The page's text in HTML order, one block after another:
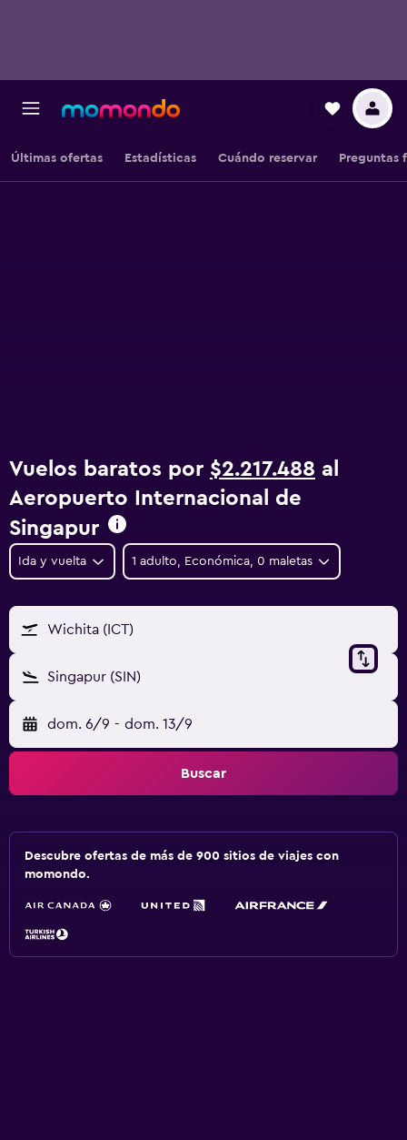
Últimas ofertas Estadísticas Cuándo reservar Preguntas
Vuelos baratos por $2.217.488 al
Aeropuerto Internacional de
Singapur
Ida y vuelta 1 adulto, Económica, 0 maletas
Wichita (ICT)
Singapur (SIN)
dom. 6/9 - dom. 13/9
Buscar
Descubre ofertas de más de 900 sitios de viajes con
momondo.